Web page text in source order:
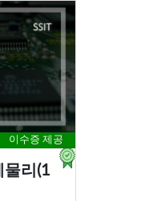
이수증 제공
물리(1